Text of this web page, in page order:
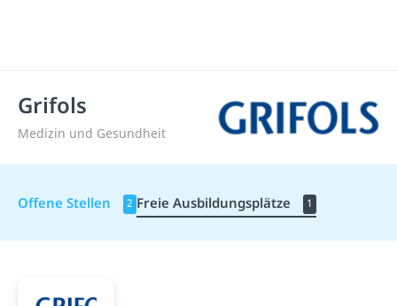
Grifols
Medizin und Gesundheit
Offene Stellen 2 Freie Ausbildungsplätze 1